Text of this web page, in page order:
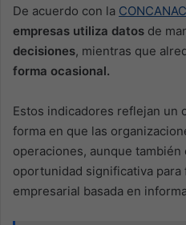
De acuerdo con la
empresas utiliza datos de
decisiones, mientras que
forma ocasional.
Estos indicadores reflejan un
forma en que las
operaciones, aunque también
oportunidad significativa
empresarial basada en